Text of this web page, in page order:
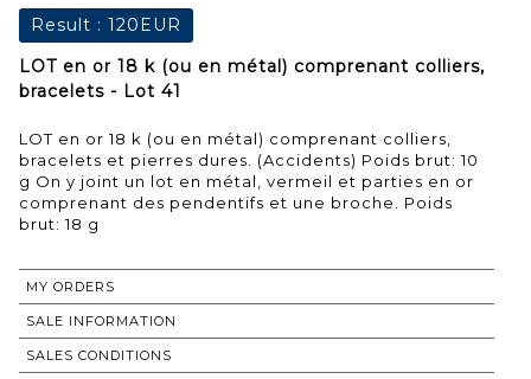
Result : 120EUR
LOT en or 18 k (ou en métal) comprenant colliers,
bracelets - Lot 41
LOT en or 18 k (ou en métal) comprenant colliers,
bracelets et pierres dures. (Accidents) Poids brut: 10
g On y joint un lot en métal, vermeil et parties en or
comprenant des pendentifs et une broche. Poids
brut: 18 g
MY ORDERS
SALE INFORMATION
SALES CONDITIONS